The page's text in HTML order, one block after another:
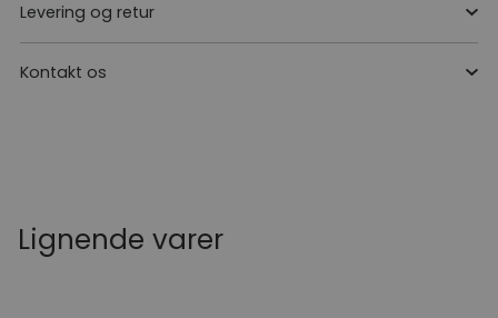
Levering og retur
Kontakt os
Lignende varer